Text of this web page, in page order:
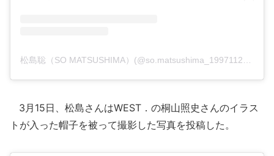
松島聡（SO MATSUSHIMA）(@so.matsushima_19971127)がシェアした投稿
3月15日、松島さんはWEST．の桐山照史さんのイラス
トが入った帽子を被って撮影した写真を投稿した。